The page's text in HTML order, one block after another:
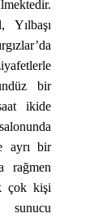
Yılbaşı
bir
ikide
ayrı bir
rağmen
çok kişi